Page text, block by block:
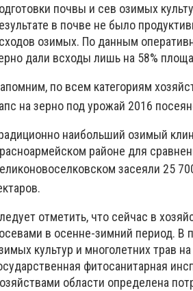
почвы и сев озимых
в почве не было
озимых. По данным
дали всходы лишь на 58%
по всем категориям
на зерно под урожай 2016
наибольший озимый
районе для
засеяли 25
отметить, что сейчас в
в осенне-зимний период. В
культур и многолетних трав
фитосанитарная
области определена